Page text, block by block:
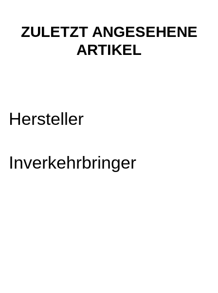
ZULETZT ANGESEHENE
ARTIKEL
Hersteller
Inverkehrbringer